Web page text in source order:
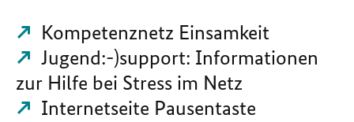
Kompetenznetz Einsamkeit
Jugend:-)support: Informationen
zur Hilfe bei Stress im Netz
Internetseite Pausentaste